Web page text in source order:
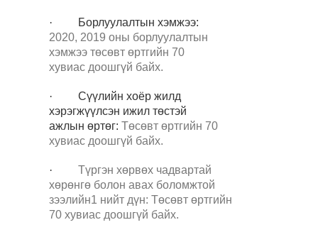
·
Борлуулалтын хэмжээ:
2020, 2019 оны борлуулалтын
хэмжээ төсөвт өртгийн70
хувиас доошгүй байх.
·Сүүлийн хоёр жилд
хэрэгжүүлсэн ижил төстэй
ажлын өртөг:Төсөвт өртгийн70
хувиас доошгүй байх.
·Түргэн хөрвөх чадвартай
хөрөнгө болон авах боломжтой
зээлийн1 нийт дүн: Төсөвт өртгийн
70 хувиас доошгүй байх.